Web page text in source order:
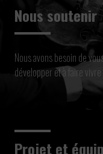
Nous soutenir
Nous avons besoin de
développer et à faire
Projet et